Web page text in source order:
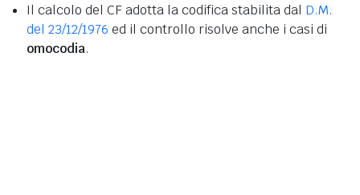
Il calcolo del CF adotta la codifica stabilita dal D.M.
del 23/12/1976 ed il controllo risolve anche i casi di
omocodia.